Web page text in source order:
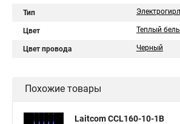
Тип
Цвет Теплый
Цвет провода Черный
Похожие товары
Laitcom CCL160-10-1B